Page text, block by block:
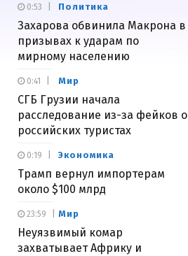
Политика
Захарова обвинила Макрона в
призывах к ударам по
мирному населению
0:53
Мир
СГБ Грузии начала
расследование из-за фейков о
российских туристах
0:41
Экономика
Трамп вернул импортерам
около $100 млрд
0:19
Мир
Неуязвимый комар
захватывает Африку и
23:59